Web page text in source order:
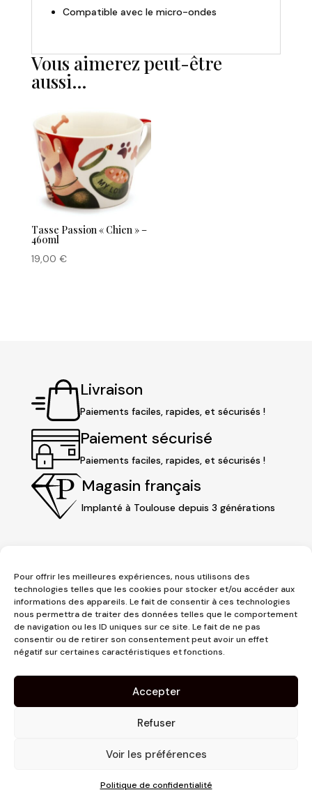
Pour offrir les meilleures expériences, nous utilisons des
technologies telles que les cookies pour stocker et/ou accéder aux
informations des appareils. Le fait de consentir à ces technologies
nous permettra de traiter des données telles que le comportement
de navigation ou les ID uniques sur ce site. Le fait de ne pas
consentir ou de retirer son consentement peut avoir un effet
négatif sur certaines caractéristiques et fonctions.
Accepter
Refuser
Voir les préférences
Politique de confidentialité
Compatible avec le micro-ondes
Vous aimerez peut-être
aussi…
Tasse Passion « Chien » –
460ml
19,00 €
Livraison
Paiements faciles, rapides, et sécurisés !
Paiement sécurisé
Paiements faciles, rapides, et sécurisés !
Magasin français
Implanté à Toulouse depuis 3 générations
3 place Jeanne d'Arc
31000 Toulouse
contact@pujolmaison.com
05 62 73 70 73